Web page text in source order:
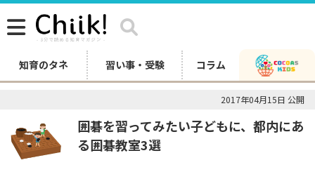
知育のタネ 習い事・受験 コラム
2017年04月15日 公開
囲碁を習ってみたい子どもに、都内にあ
る囲碁教室3選